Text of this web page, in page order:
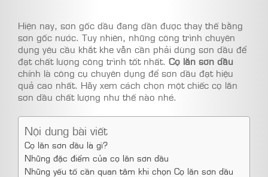
Hiện nay, sơn gốc dầu đang dần được thay thế bằng
sơn gốc nước. Tuy nhiên, những công trình chuyên
dụng yêu cầu khắt khe vẫn cần phải dùng sơn dầu để
đạt chất lượng công trình tốt nhất. Cọ lăn sơn dầu
chính là công cụ chuyên dụng để sơn dầu đạt hiệu
quả cao nhất. Hãy xem cách chọn một chiếc cọ lăn
sơn dầu chất lượng như thế nào nhé.
Nội dung bài viết
Cọ lăn sơn dầu là gì?
Những đặc điểm của cọ lăn sơn dầu
Những yếu tố cần quan tâm khi chọn Cọ lăn sơn dầu